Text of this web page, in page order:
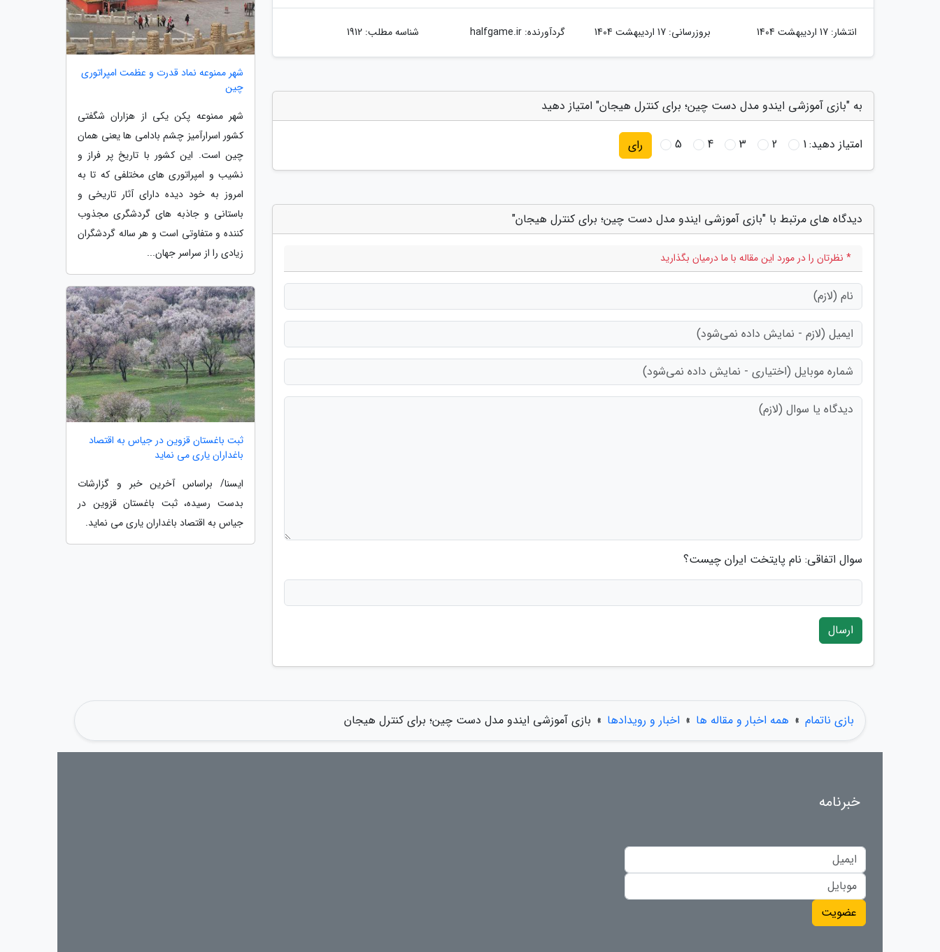
انتشار: 17 اردیبهشت 1404 بروزرسانی: 17 اردیبهشت 1404 گردآورنده:halfgame.ir شناسه مطلب: 1912
به "بازى آموزشى ایندو مدل دست چین؛ برای کنترل هیجان" امتیاز دهید
امتیاز دهید:1
2
3
4
5 رای
دیدگاه های مرتبط با "بازى آموزشى ایندو مدل دست چین؛ برای کنترل هیجان"
* نظرتان را در مورد این مقاله با ما درمیان بگذارید
سوال اتفاقی: نام پایتخت ایران چیست؟
ارسال
شهر ممنوعه نماد قدرت و عظمت امپراتوری
چین
شهر ممنوعه پکن یکی از هزاران شگفتی
کشور اسرارآمیز چشم بادامی ها یعنی همان
چین است. این کشور با تاریخ پر فراز و
نشیب و امپراتوری های مختلفی که تا به
امروز به خود دیده دارای آثار تاریخی و
باستانی و جاذبه های گردشگری مجذوب
کننده و متفاوتی است و هر ساله گردشگران
زیادی را از سراسر جهان...
ثبت باغستان قزوین در جیاس به اقتصاد
باغداران یاری می نماید
ایسنا/ براساس آخرین خبر و گزارشات
بدست رسیده، ثبت باغستان قزوین در
جیاس به اقتصاد باغداران یاری می نماید.
بازی ناتمام » همه اخبار و مقاله ها » اخبار و رویدادها » بازى آموزشى ایندو مدل دست چین؛ برای کنترل هیجان
خبرنامه
عضویت